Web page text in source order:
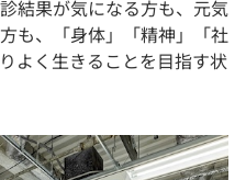
結果が気になる方も、元気
も、「身体」「精神」「社
よく生きることを目指す状